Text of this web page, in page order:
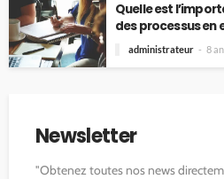
Quelle est
des processus en
administrateur 8
Newsletter
"Obtenez toutes nos news